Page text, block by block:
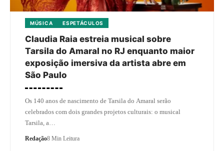
MÚSICA ESPETÁCULOS
Claudia Raia estreia musical sobre
Tarsila do Amaral no RJ enquanto maior
exposição imersiva da artista abre em
São Paulo
Os 140 anos de nascimento de Tarsila do Amaral serão
celebrados com dois grandes projetos culturais: o musical
Tarsila, a…
Redação8 Min Leitura